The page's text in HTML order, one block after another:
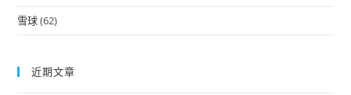
雪球(62)
近期文章